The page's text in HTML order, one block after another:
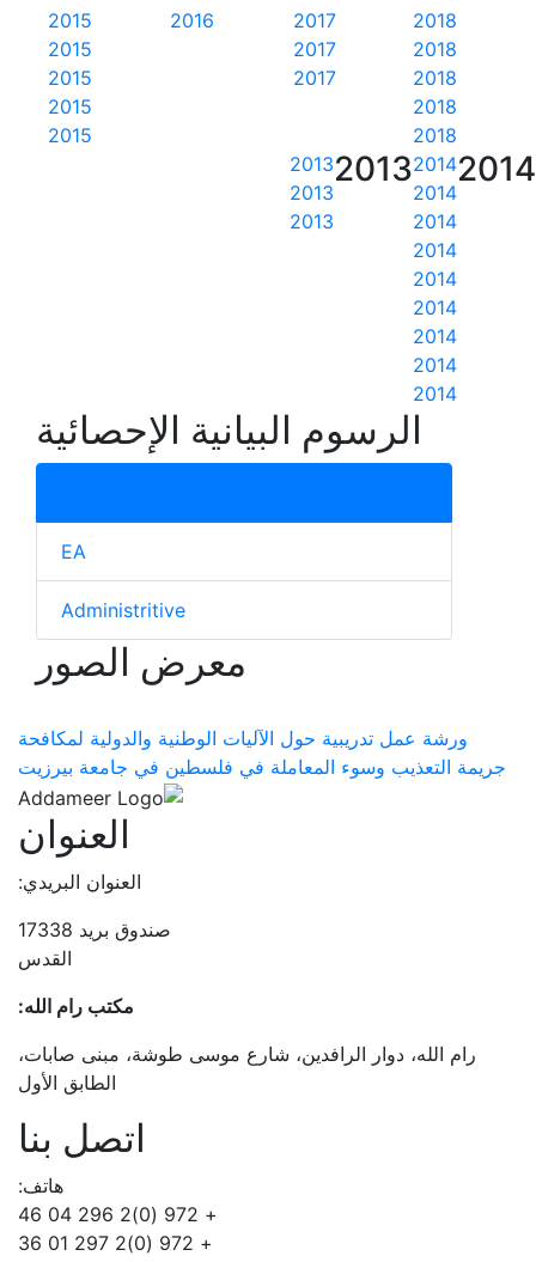
2018
2018
2018
2018
2018
2017
2017
2017
2016
2015
2015
2015
2015
2015
2014
2014
2014
2014
2014
2014
2014
2014
2014
2014
2013
2013
2013
2013
الرسوم البيانية الإحصائية
EA
Administritive
معرض الصور
ورشة عمل تدريبية حول الآليات الوطنية والدولية لمكافحة
جريمة التعذيب وسوء المعاملة في فلسطين في جامعة بيرزيت
العنوان
العنوان البريدي:
صندوق بريد 17338
القدس
مكتب رام الله:
رام الله، دوار الرافدين، شارع موسى طوشة، مبنى صابات،
الطابق الأول
اتصل بنا
هاتف:
+ 972 (0)2 296 04 46
+ 972 (0)2 297 01 36